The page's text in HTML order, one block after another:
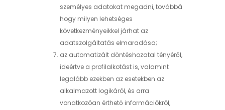
személyes adatokat megadni, továbbá
hogy milyen lehetséges
következményeikkel járhat az
adatszolgáltatás elmaradása;
az automatizált döntéshozatal tényéről,
ideértve a profilalkotást is, valamint
legalább ezekben az esetekben az
alkalmazott logikáról, és arra
vonatkozóan érthető információkról,